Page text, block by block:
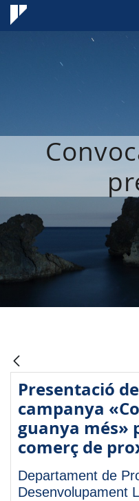
Presentació
campanya
guanya més»
comerç de
Departament de
Desenvolupament